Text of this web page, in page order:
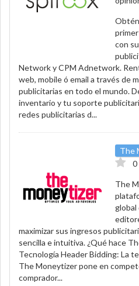
con
Network y CPM Adnetwork.
web, mobile ó email a través de
publicitarias en todo el mundo.
inventario y tu soporte
redes publicitarias d...
The
0
The
global
maximizar sus ingresos
sencilla e intuitiva. ¿Qué hace
Tecnología Header Bidding: La
The Moneytizer pone en
comprador...